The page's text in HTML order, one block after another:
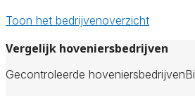
Toon het bedrijvenoverzicht
Vergelijk hoveniersbedrijven
Gecontroleerde hoveniersbedrijven